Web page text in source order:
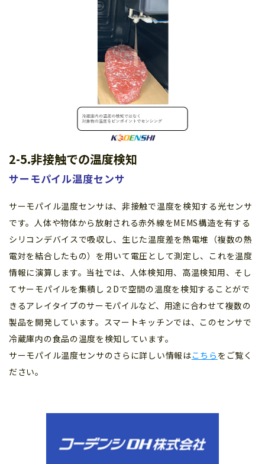
2-5.非接触での温度検知
サーモパイル温度センサ
サーモパイル温度センサは、非接触で温度を検知する光センサ
です。人体や物体から放射される赤外線をMEMS構造を有する
シリコンデバイスで吸収し、生じた温度差を熱電堆（複数の熱
電対を結合したもの）を用いて電圧として測定し、これを温度
情報に演算します。当社では、人体検知用、高温検知用、そし
てサーモパイルを集積し２Dで空間の温度を検知することがで
きるアレイタイプのサーモパイルなど、用途に合わせて複数の
製品を開発しています。スマートキッチンでは、このセンサで
冷蔵庫内の食品の温度を検知しています。
サーモパイル温度センサのさらに詳しい情報はこちら をご覧く
ださい。